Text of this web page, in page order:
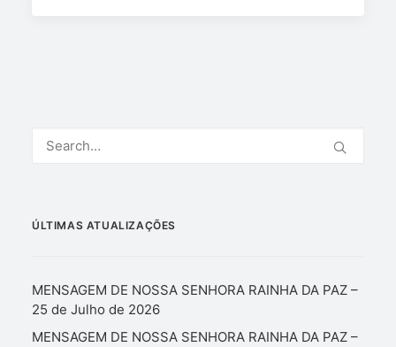
ÚLTIMAS ATUALIZAÇÕES
MENSAGEM DE NOSSA SENHORA RAINHA DA PAZ –
25 de Julho de 2026
MENSAGEM DE NOSSA SENHORA RAINHA DA PAZ –